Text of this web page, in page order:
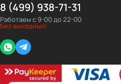
8 (499) 938-71-31
Работаем с 9-00 до 22-00
Без выходных!
Whatsapp
Telegram